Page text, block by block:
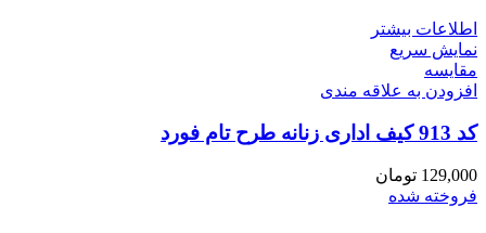
اطلاعات بیشتر
نمایش سریع
مقايسه
افزودن به علاقه مندی
کد 913 کیف اداری زنانه طرح تام فورد
129,000 تومان
فروخته شده